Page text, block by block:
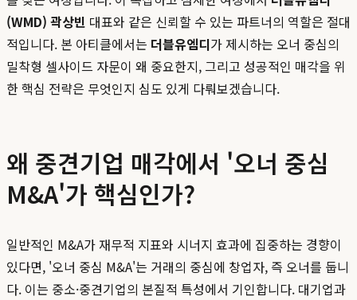
(WMD) 곽상빈 대표와 같은 신뢰할 수 있는 파트너의 역할은 절대
적입니다. 본 아티클에서는 더블유엠디가 제시하는 오너 중심의
밀착형 셀사이드 자문이 왜 중요한지, 그리고 성공적인 매각을 위
한 핵심 전략은 무엇인지 심도 있게 다뤄보겠습니다.
왜 중견기업 매각에서 '오너 중심
M&A'가 핵심인가?
일반적인 M&A가 재무적 지표와 시너지 효과에 집중하는 경향이
있다면, '오너 중심 M&A'는 거래의 중심에 창업자, 즉 오너를 둡니
다. 이는 중소·중견기업의 본질적 특성에서 기인합니다. 대기업과